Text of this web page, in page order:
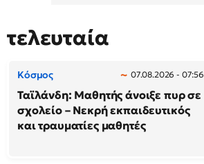
τελευταία
Κόσμος 07.08.2026 - 07:56
Ταϊλάνδη: Μαθητής άνοιξε πυρ σε
σχολείο – Νεκρή εκπαιδευτικός
και τραυματίες μαθητές